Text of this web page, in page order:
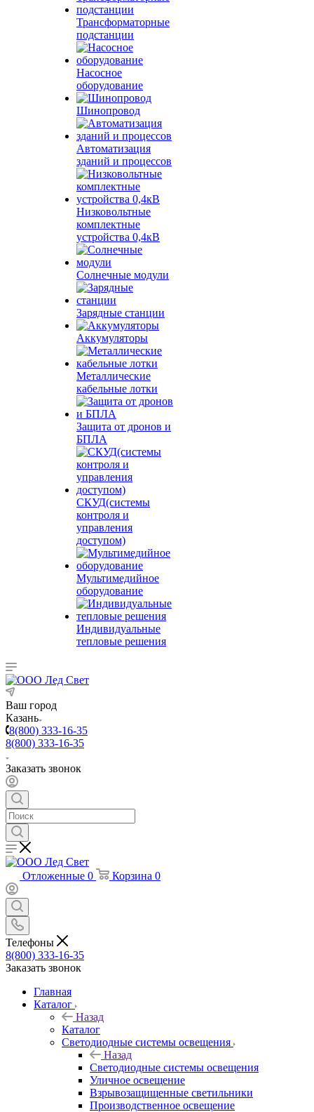
Трансформаторные
подстанции
Насосное
оборудование
Шинопровод
Автоматизация
зданий и процессов
Низковольтные
комплектные
устройства 0,4кВ
Солнечные модули
Зарядные станции
Аккумуляторы
Металлические
кабельные лотки
Защита от дронов и
БПЛА
СКУД(системы
контроля и
управления
доступом)
Мультимедийное
оборудование
Индивидуальные
тепловые решения
Ваш город
Казань
8(800) 333-16-35
8(800) 333-16-35
Заказать звонок
Отложенные 0 Корзина 0
Телефоны
8(800) 333-16-35
Заказать звонок
Главная
Каталог
Назад
Каталог
Светодиодные системы освещения
Назад
Светодиодные системы освещения
Уличное освещение
Взрывозащищенные светильники
Производственное освещение